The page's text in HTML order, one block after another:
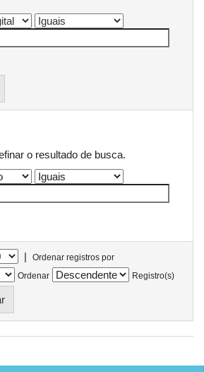
o resultado de busca.
|
Ordenar registros por
Ordenar
Registro(s)